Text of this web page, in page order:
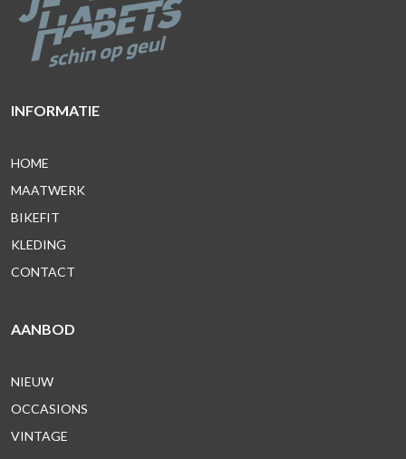
INFORMATIE
HOME
MAATWERK
BIKEFIT
KLEDING
CONTACT
AANBOD
NIEUW
OCCASIONS
VINTAGE